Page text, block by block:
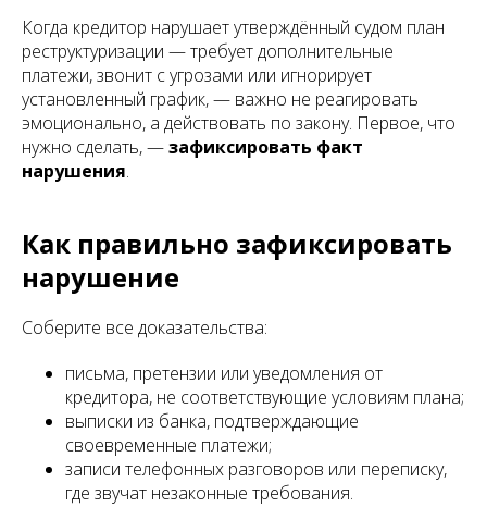
Когда кредитор нарушает утверждённый судом план
реструктуризации — требует дополнительные
платежи, звонит с угрозами или игнорирует
установленный график, — важно не реагировать
эмоционально, а действовать по закону. Первое, что
нужно сделать, —зафиксировать факт
нарушения.
Как правильно зафиксировать
нарушение
Соберите все доказательства:
письма, претензии или уведомления от
кредитора, не соответствующие условиям плана;
выписки из банка, подтверждающие
своевременные платежи;
записи телефонных разговоров или переписку,
где звучат незаконные требования.